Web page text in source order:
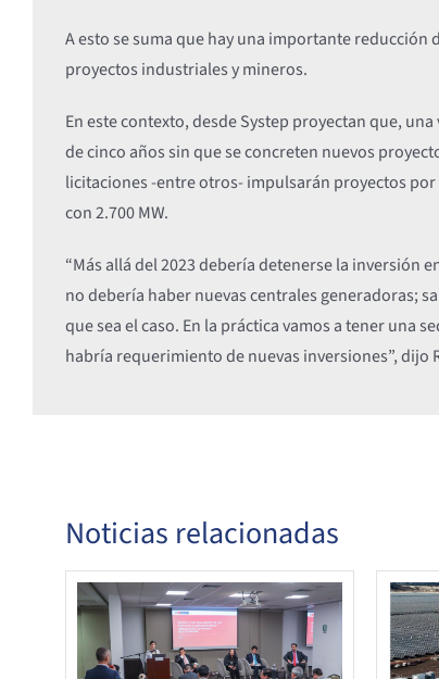
A esto se suma que hay una importante
proyectos industriales y mineros.
En este contexto, desde Systep proyectan que,
de cinco años sin que se concreten nuevos
licitaciones -entre otros- impulsarán proyectos
con 2.700 MW.
“Más allá del 2023 debería detenerse la inversión
no debería haber nuevas centrales generadoras;
que sea el caso. En la práctica vamos a tener una
habría requerimiento de nuevas inversiones”, dijo
Noticias relacionadas